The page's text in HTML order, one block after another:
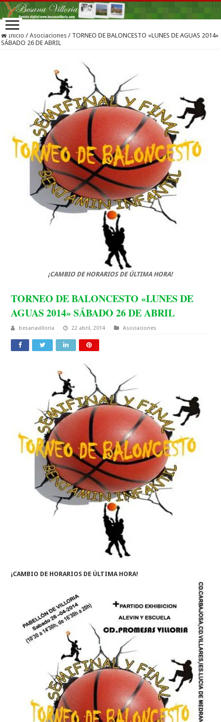
Inicio / Asociaciones / TORNEO DE BALONCESTO «LUNES DE AGUAS 2014»
SÁBADO 26 DE ABRIL
¡CAMBIO DE HORARIOS DE ÚLTIMA HORA!
TORNEO DE BALONCESTO «LUNES DE
AGUAS 2014» SÁBADO 26 DE ABRIL
besanavilloria 22 abril, 2014 Asociaciones
¡CAMBIO DE HORARIOS DE ÚLTIMA HORA!